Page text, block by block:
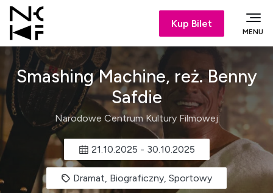
Kup Bilet
MENU
Smashing Machine, reż. Benny
Safdie
Narodowe Centrum Kultury Filmowej
21.10.2025 - 30.10.2025
Dramat, Biograficzny, Sportowy